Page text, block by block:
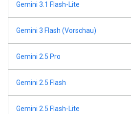
Gemini 3.1 Flash-Lite
Gemini 3 Flash (Vorschau)
Gemini 2.5 Pro
Gemini 2.5 Flash
Gemini 2.5 Flash-Lite